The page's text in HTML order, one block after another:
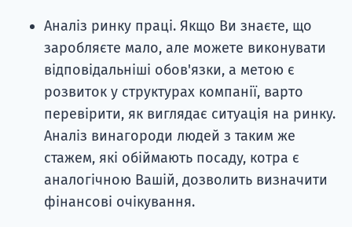
Аналіз ринку праці. Якщо Ви знаєте, що
заробляєте мало, але можете виконувати
відповідальніші обов'язки, а метою є
розвиток у структурах компанії, варто
перевірити, як виглядає ситуація на ринку.
Аналіз винагороди людей з таким же
стажем, які обіймають посаду, котра є
аналогічною Вашій, дозволить визначити
фінансові очікування.